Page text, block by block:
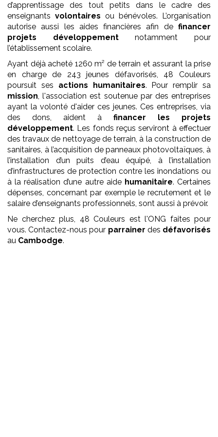
d’apprentissage des tout petits dans le cadre des
enseignants volontaires ou bénévoles. L’organisation
autorise aussi les aides financières afin de financer
projets développementnotamment pour
l’établissement scolaire.
Ayant déjà acheté 1260 m² de terrain et assurant la prise
en charge de 243 jeunes défavorisés, 48 Couleurs
poursuit ses actions humanitaires. Pour remplir sa
mission, l'association est soutenue par des entreprises
ayant la volonté d'aider ces jeunes. Ces entreprises, via
des dons, aident à financer les projets
développement. Les fonds reçus serviront à effectuer
des travaux de nettoyage de terrain, à la construction de
sanitaires, à l’acquisition de panneaux photovoltaïques, à
l’installation d’un puits d’eau équipé, à l’installation
d’infrastructures de protection contre les inondations ou
à la réalisation d’une autre aide humanitaire. Certaines
dépenses, concernant par exemple le recrutement et le
salaire d’enseignants professionnels, sont aussi à prévoir.
Ne cherchez plus, 48 Couleurs est l'ONG faites pour
vous. Contactez-nous pour parrainer des défavorisés
au Cambodge.